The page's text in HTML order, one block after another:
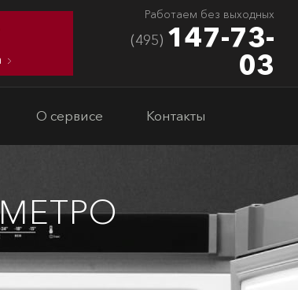
Работаем без выходных
(495) 147-73-
03
О сервисе Контакты